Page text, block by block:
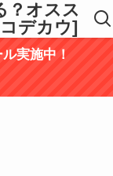
？オスス
デカウ]
実施中！